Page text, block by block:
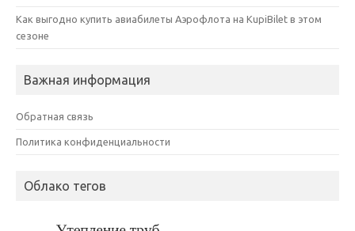
Как выгодно купить авиабилеты Аэрофлота на KupiBilet в этом
сезоне
Важная информация
Обратная связь
Политика конфиденциальности
Облако тегов